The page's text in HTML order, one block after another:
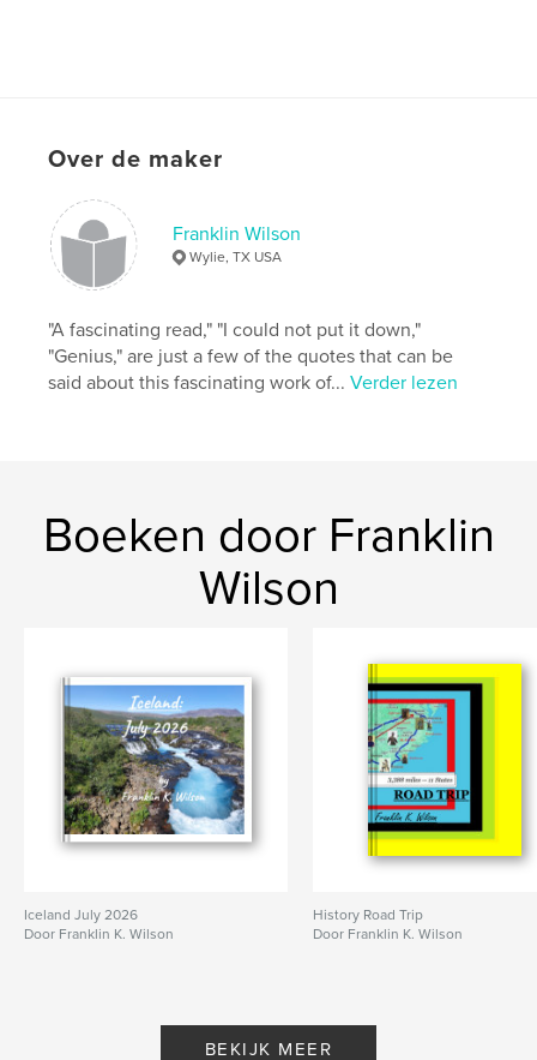
Over de maker
Franklin Wilson
Wylie, TX USA
"A fascinating read," "I could not put it down,"
"Genius," are just a few of the quotes that can be
said about this fascinating work of...Verder lezen
Boeken door Franklin
Wilson
Iceland July 2026
Door Franklin K. Wilson
History Road Trip
Door Franklin K. Wilson
BEKIJK MEER